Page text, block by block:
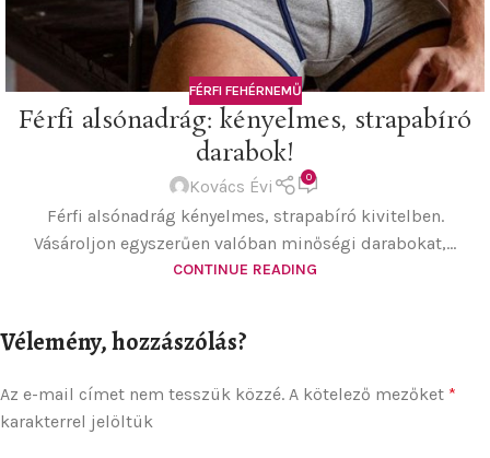
FÉRFI FEHÉRNEMŰ
Férfi alsónadrág: kényelmes, strapabíró
darabok!
Kovács Évi 0
Férfi alsónadrág kényelmes, strapabíró kivitelben.
Vásároljon egyszerűen valóban minőségi darabokat,...
CONTINUE READING
Vélemény, hozzászólás?
Az e-mail címet nem tesszük közzé. A kötelező mezőket *
karakterrel jelöltük